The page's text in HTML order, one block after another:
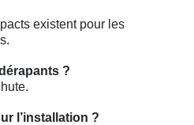
existent pour les
?
l’installation ?